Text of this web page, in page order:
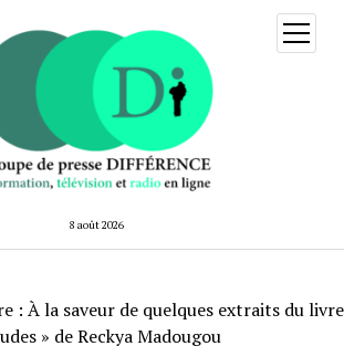
8 août 2026
ouvrir
menu
: À la saveur de quelques extraits du livre
» de Reckya Madougou